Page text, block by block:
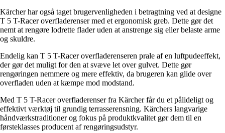
Kärcher har også taget brugervenligheden i betragtning ved at designe
T 5 T-Racer overfladerenser med et ergonomisk greb. Dette gør det
nemt at rengøre lodrette flader uden at anstrenge sig eller belaste arme
og skuldre.
Endelig kan T 5 T-Racer overfladerenseren prale af en luftpudeeffekt,
der gør det muligt for den at svæve let over gulvet. Dette gør
rengøringen nemmere og mere effektiv, da brugeren kan glide over
overfladen uden at kæmpe mod modstand.
Med T 5 T-Racer overfladerenser fra Kärcher får du et pålideligt og
effektivt værktøj til grundig terrasserensning. Kärchers langvarige
håndværkstraditioner og fokus på produktkvalitet gør dem til en
førsteklasses producent af rengøringsudstyr.